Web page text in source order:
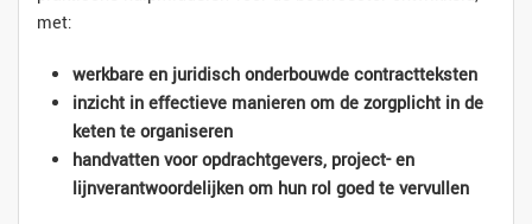
met:
werkbare en juridisch onderbouwde contractteksten
inzicht in effectieve manieren om de zorgplicht in de
keten te organiseren
handvatten voor opdrachtgevers, project- en
lijnverantwoordelijken om hun rol goed te vervullen